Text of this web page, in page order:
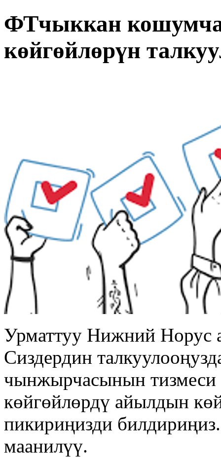
ФТчыккан
көйгөйлөрүн
Урматтуу Нижний Норус
Сиздердин
чынжырчасынын тизмеси
көйгөйлөрдү айылдын
пикириңизди
маанилүү.